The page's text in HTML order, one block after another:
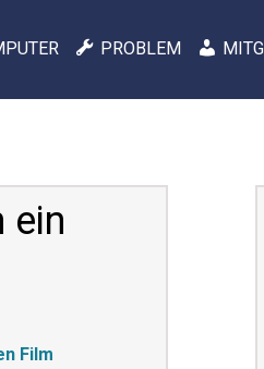
PROBLEM
ein
Film